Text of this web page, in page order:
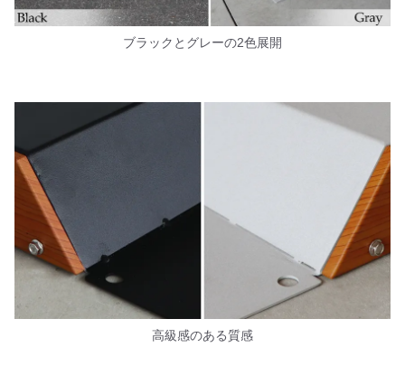
ブラックとグレーの2色展開
高級感のある質感